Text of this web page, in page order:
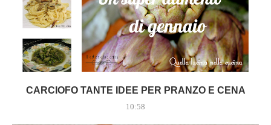
CARCIOFO TANTE IDEE PER PRANZO E CENA
10:58